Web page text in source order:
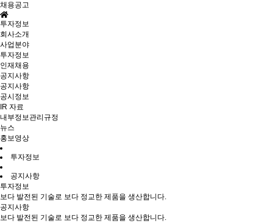
채용공고
투자정보
회사소개
사업분야
투자정보
인재채용
공지사항
공지사항
공시정보
IR 자료
내부정보관리규정
뉴스
홍보영상
투자정보
공지사항
투자정보
보다 발전된 기술로 보다 정교한 제품을 생산합니다.
공지사항
보다 발전된 기술로 보다 정교한 제품을 생산합니다.